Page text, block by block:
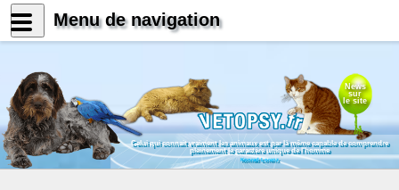
News
sur
le site
Celui qui connait vraiment les animaux est par là même capable de comprendre
pleinement le caractère unique de l'homme
Konrad Lorenz
Menu de navigation